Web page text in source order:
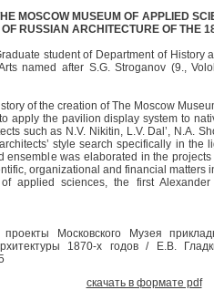
MOSCOW MUSEUM OF APPLIED
RUSSIAN ARCHITECTURE OF THE
student of Department of History
named after S.G. Stroganov (9.,
of the creation of The Moscow
apply the pavilion display system to
such as N.V. Nikitin, L.V. Dal’, N.A.
style search specifically in the
ensemble was elaborated in the
organizational and financial matters
applied sciences, the first
Московского Музея
1870-х годов / Е.В.
скачать в формате pdf